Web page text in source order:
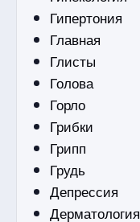
Гипертония
Главная
Глисты
Голова
Горло
Грибки
Грипп
Грудь
Депрессия
Дерматология